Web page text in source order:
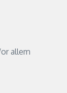
allem